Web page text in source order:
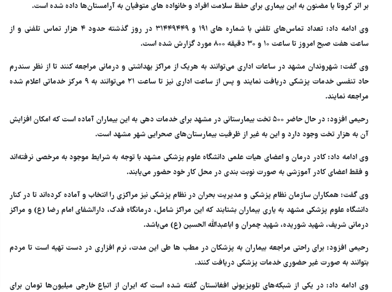
بر اثر کرونا یا مضنون به این بیماری برای حفظ سلامت افراد و خانواده های متوفیان به آرامستان‌ها داده شده است.
وی ادامه داد: تعداد تماس‌های تلفنی با شماره های ۱۹۱ و ۳۱۴۴۹۴۴۹ در روز گذشته حدود ۴ هزار تماس تلفنی و از
ساعت هفت صبح امروز تا ساعت ۱۰ و ۳۰ دقیقه ۸۰۰ مورد گزارش شده است.
وی گفت: شهروندان مشهد در ساعات اداری می‌توانند به هریک از مراکز بهداشتی و درمانی مراجعه کنند تا از نظر سندرم
حاد تنفسی خدمات پزشکی دریافت نمایند و پس از ساعت اداری نیز تا ساعت ۲۱ می‌توانند به ۹ مرکز خدماتی اعلام شده
مراجعه نمایند.
رحیمی افزود: در حال حاضر ۵۰۰ تخت بیمارستانی در مشهد برای خدمات دهی به این بیماران آماده است که امکان افزایش
آن به هزار تخت وجود دارد و این به غیر از ظرفیت بیمارستان‌های صحرایی شهر مشهد است.
وی ادامه داد: کادر درمان و اعضای هیات علمی دانشگاه علوم پزشکی مشهد با توجه به شرایط موجود به مرخصی نرفته‌اند
و فقط اعضای کادر آموزشی به صورت نوبت بندی در محل کار خود حضور می‌یابند.
وی گفت: همکاران سازمان نظام پزشکی و مدیریت بحران در نظام پزشکی نیز مراکزی را انتخاب و آماده کرده‌اند تا در کنار
دانشگاه علوم پزشکی مشهد به یاری بیماران بشتابند که این مراکز شامل، درمانگاه فدک، دارالشفای امام رضا (ع) و مراکز
درمانی شریف، شهید شوریده، شهید چمران و اباعبدالله الحسین (ع) می‌باشد.
رحیمی افزود: برای راحتی مراجعه بیماران به پزشکان در مطب ها طی این مدت، نرم افزاری در دست تهیه است تا مردم
بتوانند به صورت غیر حضوری خدمات پزشکی دریافت کنند.
وی ادامه داد: در یکی از شبکه‌های تلویزیونی افغانستان گفته شده است که ایران از اتباع خارجی میلیون‌ها تومان برای